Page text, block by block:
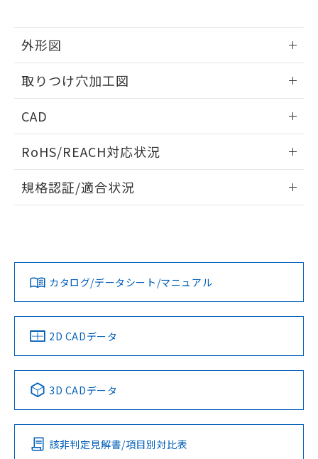
外形図
取りつけ穴加工図
CAD
ドすることができます。
ログイン/会員登録
ダウンロードデータをご利用いただく前に、以下を必ずお読
みください。
ソフトウェアの使用条件
RoHS/REACH対応状況
EU RoHS 注意事項・凡例
対応済み
中国 RoHS 注意事項・凡例
Pb Hg Cd Cr(VI)
O
規格認証/適合状況
LR型式承認
（イギリス
船舶規格）
DNV型式承認
（ノルウェー
BV型式承認
（フランス
KR型式
（韓国
No No No No
この製品の規格認証/適合状況ページへ
その他の認証はこちらのページからご検索ください
カタログ/データシート/マニュアル
2D CADデータ
3D CADデータ
該非判定見解書/項目別対比表
※本証明書は発行日時点で非含有を証明す
るもので、過去に遡って非含有を証明する
また、RoHS指令のフタル酸エステル類４
物質の対応では、対応完了までの期間は出
荷製品に未対応品が混在することから備考
既に当社にて対応品への在庫切替を完了
していることから、特段のことがない限
り、2022年1月12日より割愛しておりま